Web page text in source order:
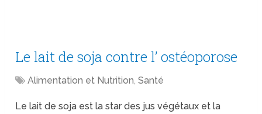
Le lait de soja contre l’ ostéoporose
Alimentation et Nutrition,Santé
Le lait de soja est la star des jus végétaux et la